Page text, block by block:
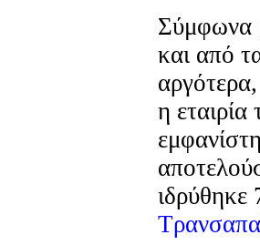
Σύμφωνα
και από
η εταιρία
ιδρύθηκε